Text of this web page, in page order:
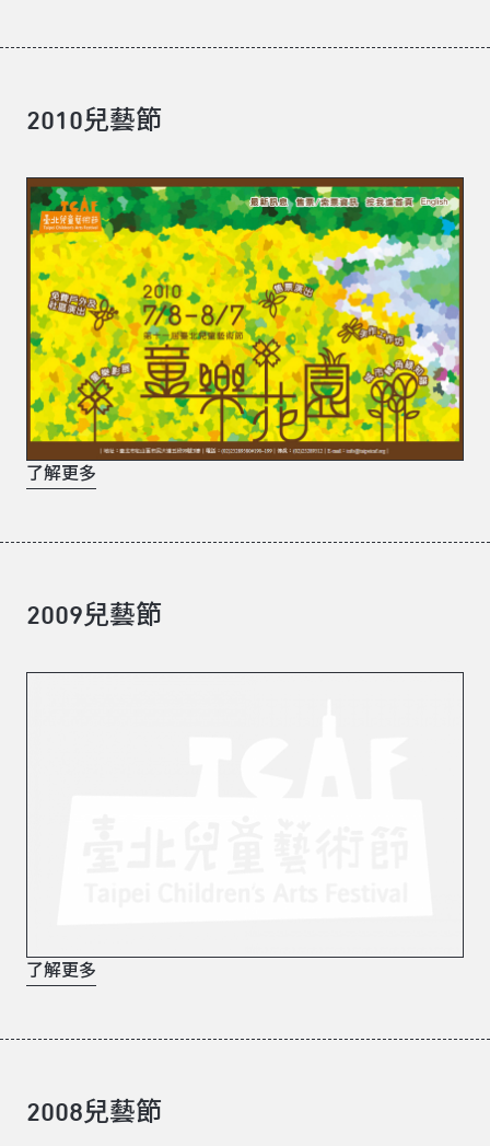
2010兒藝節
了解更多
2009兒藝節
了解更多
2008兒藝節